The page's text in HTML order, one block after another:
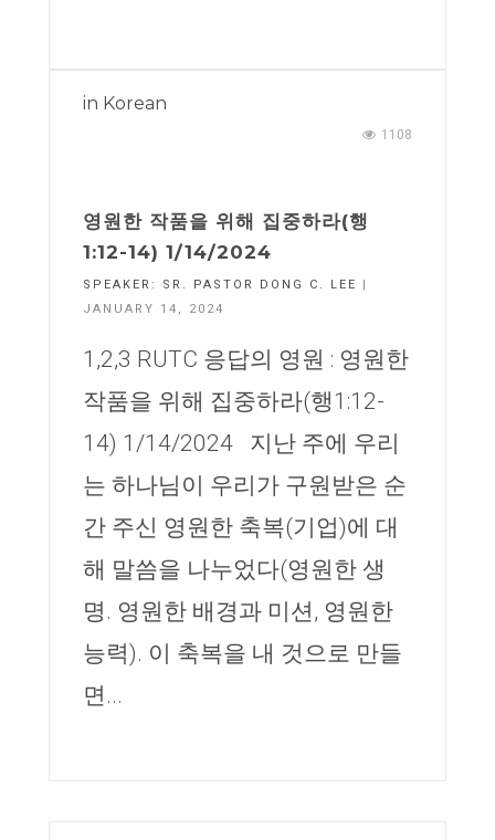
in Korean
1108
영원한 작품을 위해 집중하라(행
1:12-14) 1/14/2024
SPEAKER: SR. PASTOR DONG C. LEE
|
JANUARY 14, 2024
1,2,3 RUTC 응답의 영원 : 영원한
작품을 위해 집중하라(행1:12-
14) 1/14/2024 지난 주에 우리
는 하나님이 우리가 구원받은 순
간 주신 영원한 축복(기업)에 대
해 말씀을 나누었다(영원한 생
명. 영원한 배경과 미션, 영원한
능력). 이 축복을 내 것으로 만들
면...